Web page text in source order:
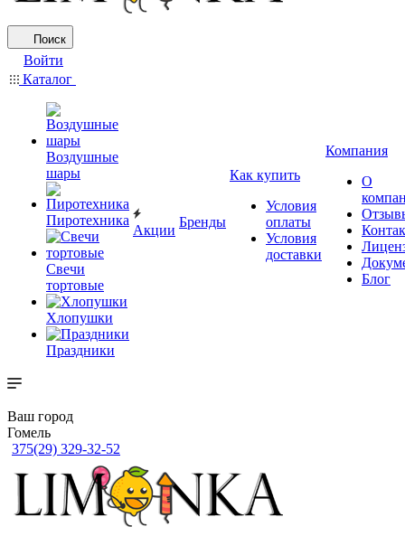
Поиск
Войти
Каталог
Воздушные
шары
Пиротехника
Свечи
тортовые
Хлопушки
Праздники
Акции
Бренды
Как купить
Условия
оплаты
Условия
доставки
Компания
О
Блог
Ваш город
Гомель
375(29) 329-32-52